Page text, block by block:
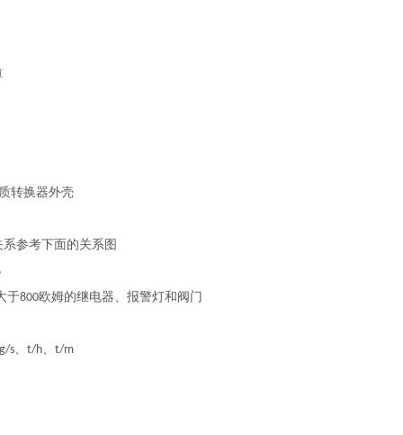
转换器外壳
参考下面的关系图
于800欧姆的继电器、报警灯和阀门
s、 t/h、 t/m